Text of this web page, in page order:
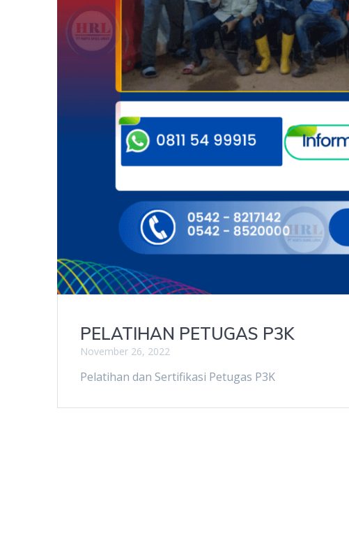
PELATIHAN PETUGAS P3K
November 26, 2022
Pelatihan dan Sertifikasi Petugas P3K